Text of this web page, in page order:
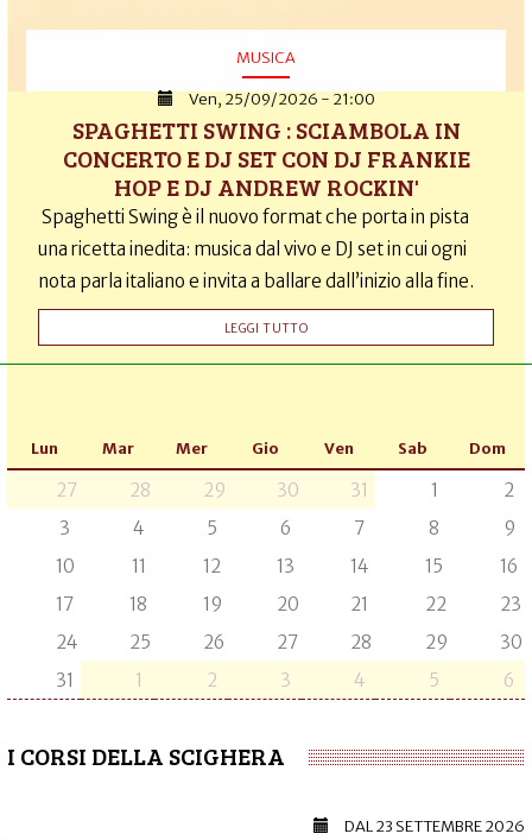
MUSICA
Ven, 25/09/2026 - 21:00
SPAGHETTI SWING : SCIAMBOLA IN
CONCERTO E DJ SET CON DJ FRANKIE
HOP E DJ ANDREW ROCKIN'
Spaghetti Swing è il nuovo format che porta in pista
una ricetta inedita: musica dal vivo e DJ set in cui ogni
nota parla italiano e invita a ballare dall’inizio alla fine.
LEGGI TUTTO
Lun Mar Mer Gio Ven Sab Dom
27 28 29 30 31 1
2
3
4 5 6 7 8
9
10
11 12 13 14 15
16
17
18 19 20 21 22
23
24
25 26 27 28 29
30
31
1 2 3 4 5 6
I CORSI DELLA SCIGHERA
DAL23 SETTEMBRE 2026